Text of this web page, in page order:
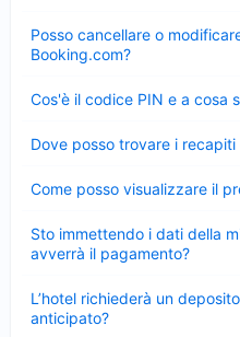
Posso cancellare o
Booking.com?
chiuso
Cos'è il codice PIN e a cosa
chiuso
Dove posso trovare i
chiuso
Come posso visualizzare il
chiuso
Sto immettendo i dati della
avverrà il pagamento?
chiuso
L’hotel richiederà un
anticipato?
chiuso